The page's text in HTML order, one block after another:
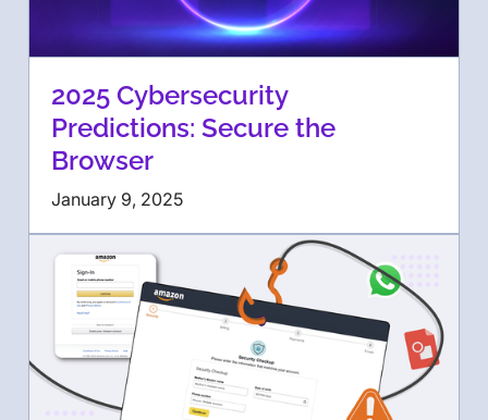
2025 Cybersecurity
Predictions: Secure the
Browser
January 9, 2025